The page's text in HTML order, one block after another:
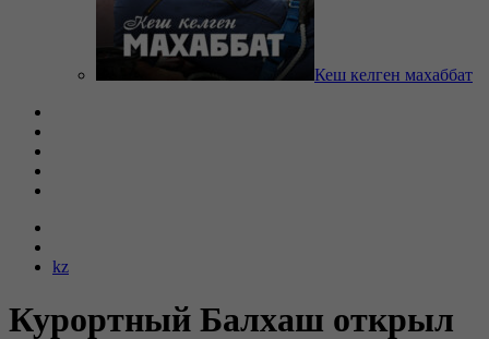
Кеш келген махаббат
kz
Курортный Балхаш открыл